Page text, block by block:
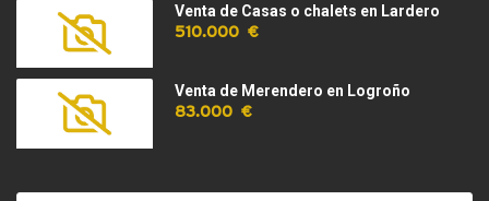
Venta de Casas o chalets en Lardero
510.000 €
Venta de Merendero en Logroño
83.000 €